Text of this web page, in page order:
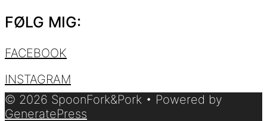
FØLG MIG:
FACEBOOK
INSTAGRAM
© 2026 SpoonFork&Pork • Powered by
GeneratePress